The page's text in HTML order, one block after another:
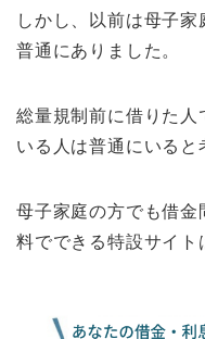
しかし、以前は母子
普通にありました。
総量規制前に借りた
いる人は普通にいると
母子家庭の方でも借
料でできる特設サイト